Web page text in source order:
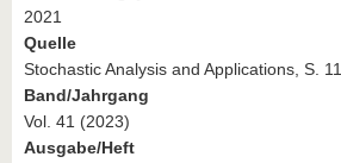
2021
Quelle
Stochastic Analysis and Applications, S.
Band/Jahrgang
Vol. 41 (2023)
Ausgabe/Heft